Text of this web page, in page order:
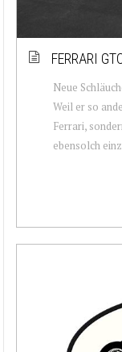
FERRARI
Neue
Weil er so
Ferrari,
ebensolch